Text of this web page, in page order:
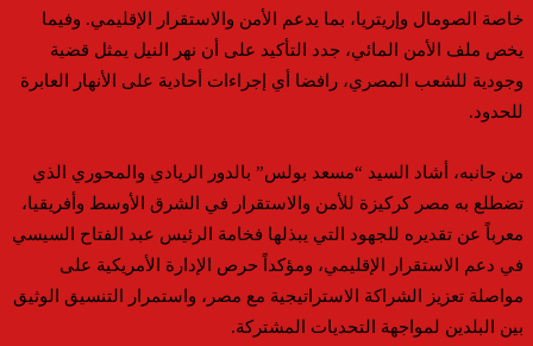
خاصة الصومال وإريتريا، بما يدعم الأمن والاستقرار الإقليمي. وفيما
يخص ملف الأمن المائي، جدد التأكيد على أن نهر النيل يمثل قضية
وجودية للشعب المصري، رافضا أي إجراءات أحادية على الأنهار العابرة
للحدود.
من جانبه، أشاد السيد “مسعد بولس” بالدور الريادي والمحوري الذي
تضطلع به مصر كركيزة للأمن والاستقرار في الشرق الأوسط وأفريقيا،
معرباً عن تقديره للجهود التي يبذلها فخامة الرئيس عبد الفتاح السيسي
في دعم الاستقرار الإقليمي، ومؤكداً حرص الإدارة الأمريكية على
مواصلة تعزيز الشراكة الاستراتيجية مع مصر، واستمرار التنسيق الوثيق
بين البلدين لمواجهة التحديات المشتركة.